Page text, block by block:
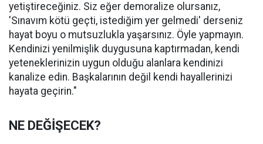
yetiştireceğiniz. Siz eğer demoralize olursanız,
'Sınavım kötü geçti, istediğim yer gelmedi' derseniz
hayat boyu o mutsuzlukla yaşarsınız. Öyle yapmayın.
Kendinizi yenilmişlik duygusuna kaptırmadan, kendi
yeteneklerinizin uygun olduğu alanlara kendinizi
kanalize edin. Başkalarının değil kendi hayallerinizi
hayata geçirin."
NE DEĞİŞECEK?